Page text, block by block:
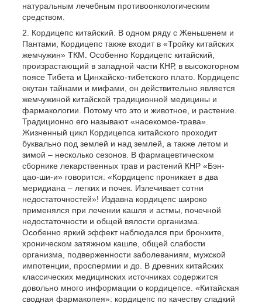
натуральным лечебным противоонкологическим
средством.
Кордицепс китайский. В одном ряду с Женьшенем и
Пантами, Кордицепс также входит в «Тройку китайских
жемчужин» ТКМ. Особенно Кордицепс китайский,
произрастающий в западной части КНР, в высокогорном
поясе Тибета и Цинхайско-тибетского плато. Кордицепс
окутан тайнами и мифами, он действительно является
жемчужиной китайской традиционной медицины и
фармакологии. Потому что это и животное, и растение.
Традиционно его называют «насекомое-трава».
Жизненный цикл Кордицепса китайского проходит
буквально под землей и над землей, а также летом и
зимой – несколько сезонов. В фармацевтическом
сборнике лекарственных трав и растений КНР «Бэн-
цао-ши-и» говорится: «Кордицепс проникает в два
меридиана – легких и почек. Излечивает сотни
недостаточностей»! Издавна кордицепс широко
применялся при лечении кашля и астмы, почечной
недостаточности и общей вялости организма.
Особенно яркий эффект наблюдался при бронхите,
хроническом затяжном кашле, общей слабости
организма, подверженности заболеваниям, мужской
импотенции, проспермии и др. В древних китайских
классических медицинских источниках содержится
довольно много информации о кордицепсе. «Китайская
сводная фармакопея»: кордицепс по качеству сладкий